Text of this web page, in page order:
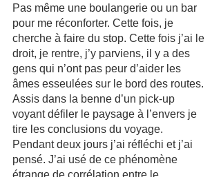
Pas même une boulangerie ou un bar
pour me réconforter. Cette fois, je
cherche à faire du stop. Cette fois j’ai le
droit, je rentre, j’y parviens, il y a des
gens qui n’ont pas peur d’aider les
âmes esseulées sur le bord des routes.
Assis dans la benne d’un pick-up
voyant défiler le paysage à l’envers je
tire les conclusions du voyage.
Pendant deux jours j’ai réfléchi et j’ai
pensé. J’ai usé de ce phénomène
étrange de corrélation entre le